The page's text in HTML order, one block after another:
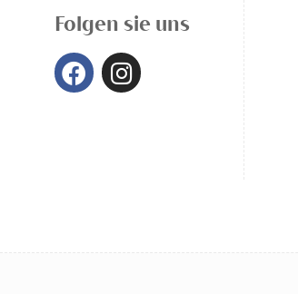
Folgen sie uns